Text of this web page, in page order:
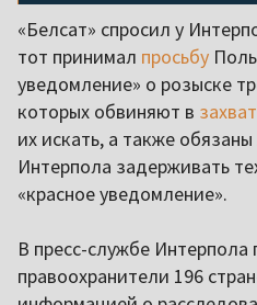
«Белсат» спросил у
тот принимал просьбу
уведомление» о розыске
которых обвиняют в
их искать, а также
Интерпола задерживать
«красное уведомление».
В пресс-службе Интерпола
правоохранители 196